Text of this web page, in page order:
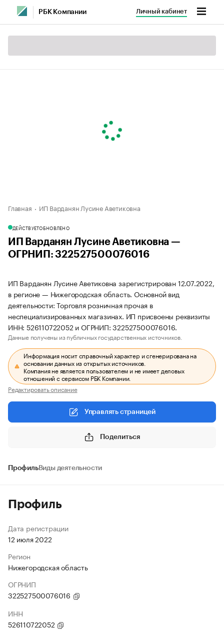
РБК Компании Личный кабинет
Главная ИП Варданян Лусине Аветиковна
ДЕЙСТВУЕТОБНОВЛЕНО
ИП Варданян Лусине Аветиковна —
ОГРНИП: 322527500076016
ИП Варданян Лусине Аветиковна зарегистрирован 12.07.2022,
в регионе — Нижегородская область. Основной вид
деятельности: Торговля розничная прочая в
неспециализированных магазинах. ИП присвоены реквизиты
ИНН: 526110722052 и ОГРНИП: 322527500076016.
Данные получены из публичных государственных источников.
Информация носит справочный характер и сгенерирована на
основании данных из открытых источников.
Компания не является пользователем и не имеет деловых
отношений с сервисом РБК Компании.
Редактировать описание
Управлять страницей
Поделиться
ПрофильВиды деятельности
Профиль
Дата регистрации
12 июля 2022
Регион
Нижегородская область
ОГРНИП
322527500076016
ИНН
526110722052